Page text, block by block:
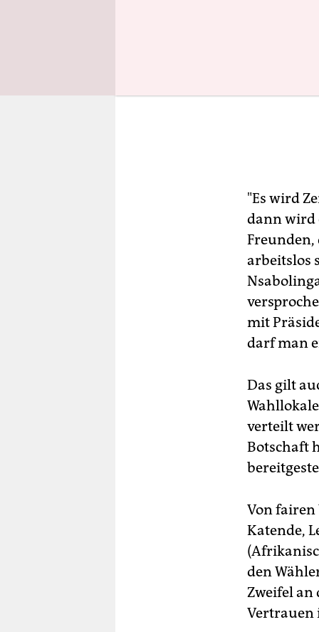
"Es wird
dann wird
Freunden,
arbeitslos
mit
darf man
Das gilt
verteilt
Botschaft
Von fairen
Katende,
den
Zweifel an
Vertrauen